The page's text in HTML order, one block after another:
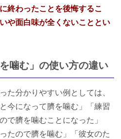
終わったことを後悔するこ
や面白味が全くないこととい
噛む」の使い方の違い
た分かりやすい例としては、
今になって臍を噛む」「練習
で臍を噛むことになった」
たので臍を噛む」「彼女のた